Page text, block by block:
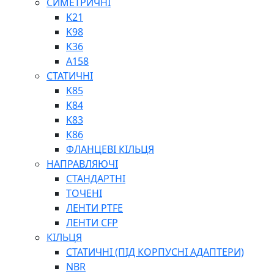
ШАРНІРНІ ПІДШИПНИКИ
ВУХА ГІДРОЦИЛІНДРА
ТРУБИ ХОНІНГОВАНІ
ШТОКИ ХРОМОВАНІ
МАСТИЛЬНЕ ОБЛАДНАННЯ
ПІСТОЛЕТИ
НАСОСИ ТА ПОМПИ
НАГНІТАЧІ
МУФТИ (НАСАДКИ) ДЛЯ ШПРИЦІВ
МАСЛЯНКИ, ЛІЙКИ
ПРЕС-МАСЛЯНКИ
K21
K98
K36
A158
СТАТИЧНІ
K85
K84
K83
K86
ФЛАНЦЕВІ КІЛЬЦЯ
НАПРАВЛЯЮЧІ
СТАНДАРТНІ
ТОЧЕНІ
ЛЕНТИ PTFE
ЛЕНТИ CFP
КІЛЬЦЯ
СТАТИЧНІ (ПІД КОРПУСНІ АДАПТЕРИ)
NBR